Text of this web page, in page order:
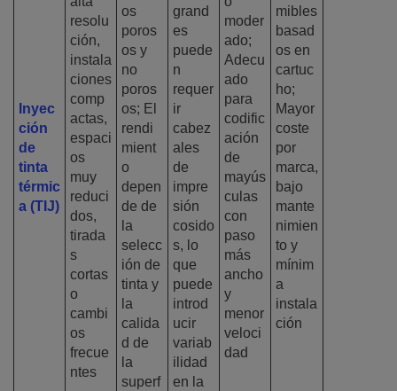
Inyec
ción
de
tinta
térmic
a (TIJ)
resolu
ción,
instala
ciones
comp
actas,
espaci
os
muy
reduci
dos,
tirada
s
cortas
o
cambi
os
frecue
ntes
os
poros
os y
no
poros
os; El
rendi
mient
o
depen
de de
la
selecc
ión de
tinta y
la
calida
d de
la
superf
grand
es
puede
n
requer
ir
cabez
ales
de
impre
sión
cosido
s, lo
que
puede
introd
ucir
variab
ilidad
en la
moder
ado;
Adecu
ado
para
codific
ación
de
mayús
culas
con
paso
más
ancho
y
menor
veloci
dad
mibles
basad
os en
cartuc
ho;
Mayor
coste
por
marca,
bajo
mante
nimien
to y
mínim
a
instala
ción